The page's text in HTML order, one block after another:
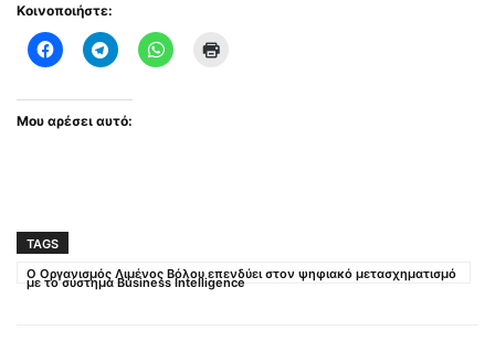
Κοινοποιήστε:
Μου αρέσει αυτό:
TAGS
Ο Οργανισμός Λιμένος Βόλου επενδύει στον ψηφιακό μετασχηματισμό
με το σύστημα Business Intelligence